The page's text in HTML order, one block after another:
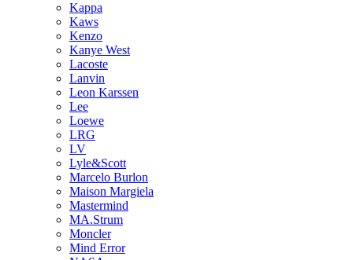
Kappa
Kaws
Kenzo
Kanye West
Lacoste
Lanvin
Leon Karssen
Lee
Loewe
LRG
LV
Lyle&Scott
Marcelo Burlon
Maison Margiela
Mastermind
MA.Strum
Moncler
Mind Error